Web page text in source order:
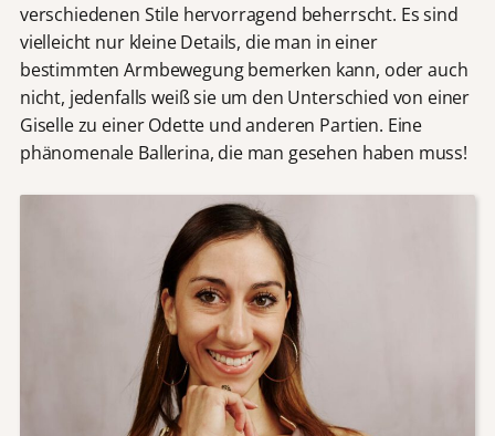
verschiedenen Stile hervorragend beherrscht. Es sind
vielleicht nur kleine Details, die man in einer
bestimmten Armbewegung bemerken kann, oder auch
nicht, jedenfalls weiß sie um den Unterschied von einer
Giselle zu einer Odette und anderen Partien. Eine
phänomenale Ballerina, die man gesehen haben muss!